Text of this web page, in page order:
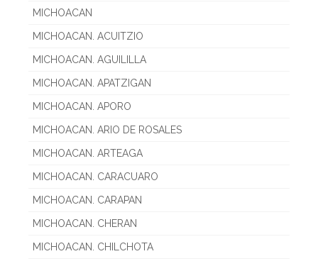
MICHOACAN
MICHOACAN. ACUITZIO
MICHOACAN. AGUILILLA
MICHOACAN. APATZIGAN
MICHOACAN. APORO
MICHOACAN. ARIO DE ROSALES
MICHOACAN. ARTEAGA
MICHOACAN. CARACUARO
MICHOACAN. CARAPAN
MICHOACAN. CHERAN
MICHOACAN. CHILCHOTA